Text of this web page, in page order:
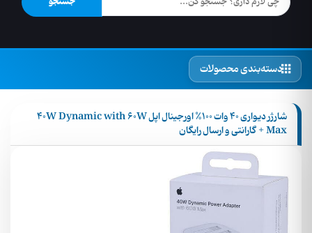
دسته‌بندی محصولات
شارژر دیواری 40 وات 100% اورجینال اپل 40W Dynamic with 60W
Max + گارانتی و ارسال رایگان